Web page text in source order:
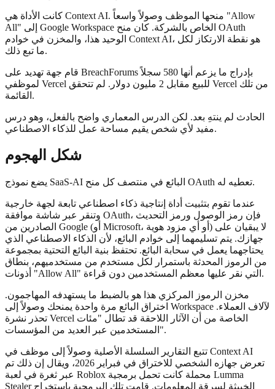
كانت الأداة هي Context AI. منحها الموظف وصولاً واسعاً "Allow
All" إلى Google Workspace الخاص بالشركة. كان منح OAuth
الوحيد هذا، والمخزن في خوادم Context AI، هو نقطة الارتكاز لكل
ما تبع ذلك.
قام جهة تهديد على BreachForums بإدراج ما يزعم أنها 580 سجلاً
لموظفي Vercel للبيع مقابل 2 مليون دولار. لم تتحقق Vercel من تلك
القائمة.
الحادث لم ينتهِ بعد. لكن الدرس المعماري واضح بالفعل، وهو درس
مفيد لأي شخص يقيم مساحة عمل للذكاء الاصطناعي.
شكل الهجوم
يضع نموذج SaaS-AI البائع في منتصف كل منح OAuth تعطيه له.
عندما تقوم بتثبيت أداة إنتاجية ذكاء اصطناعي تابعة لجهة خارجية
وتنقر عبر شاشة موافقة OAuth، فإن رمز الوصول ورمز التحديث
الصادرين من Google (أو Microsoft، أو أي مزود هوية) لا يبقيان على
جهازك. يتم تسليمهما إلى خوادم البائع، لأن الذكاء الاصطناعي الذي
يحتاجهما يعمل في سحابة البائع. تحتفظ بنية البائع التحتية بمجموعة
من الرموز المحدثة باستمرار لكل مستخدم من مستخدميهم، بنطاق
أذونات "Allow All" التي نقر عليها معظم المستخدمين دون قراءة.
مخزن الرموز المركزي هذا هو بالضبط ما يستهدفه المهاجمون.
اختراق البائع مرة واحدة يمنحك وصولاً إلى Workspace لآلاف العملاء.
تحذر نشرة Vercel الخاصة من أن الآثار اللاحقة قد تطال "مئات
المستخدمين عبر العديد من المؤسسات".
تتبع التقارير السلسلة الأصلية وصولاً إلى موظف في Context AI
تعرض جهازه الشخصي للاختراق في فبراير 2026، ويقال إن ذلك تم
عبر ثغرة في لعبة Roblox محملة كانت تحمل برمجية Lumma
Stealer الخبيثة لسرقة المعلومات. قامت تلك البرمجية باستخراج